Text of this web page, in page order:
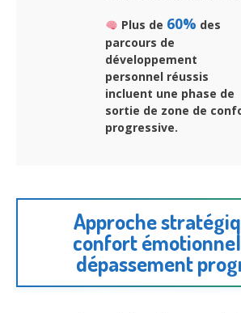
Plus de 60% des
parcours de
développement
personnel réussis
incluent une phase de
sortie de zone de
progressive.
Approche
confort
dépassement